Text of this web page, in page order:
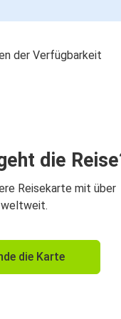
der Verfügbarkeit
die
Reisekarte mit über
die Karte